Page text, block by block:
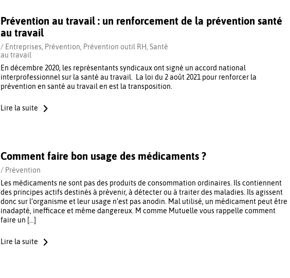
Prévention au travail : un renforcement de la prévention santé
au travail
/ Entreprises, Prévention, Prévention outil RH, Santé
au travail
En décembre 2020, les représentants syndicaux ont signé un accord national
interprofessionnel sur la santé au travail. La loi du 2 août 2021 pour renforcer la
prévention en santé au travail en est la transposition.
Lire la suite
Comment faire bon usage des médicaments ?
/ Prévention
Les médicaments ne sont pas des produits de consommation ordinaires. Ils contiennent
des principes actifs destinés à prévenir, à détecter ou à traiter des maladies. Ils agissent
donc sur l’organisme et leur usage n’est pas anodin. Mal utilisé, un médicament peut être
inadapté, inefficace et même dangereux. M comme Mutuelle vous rappelle comment
faire un […]
Lire la suite